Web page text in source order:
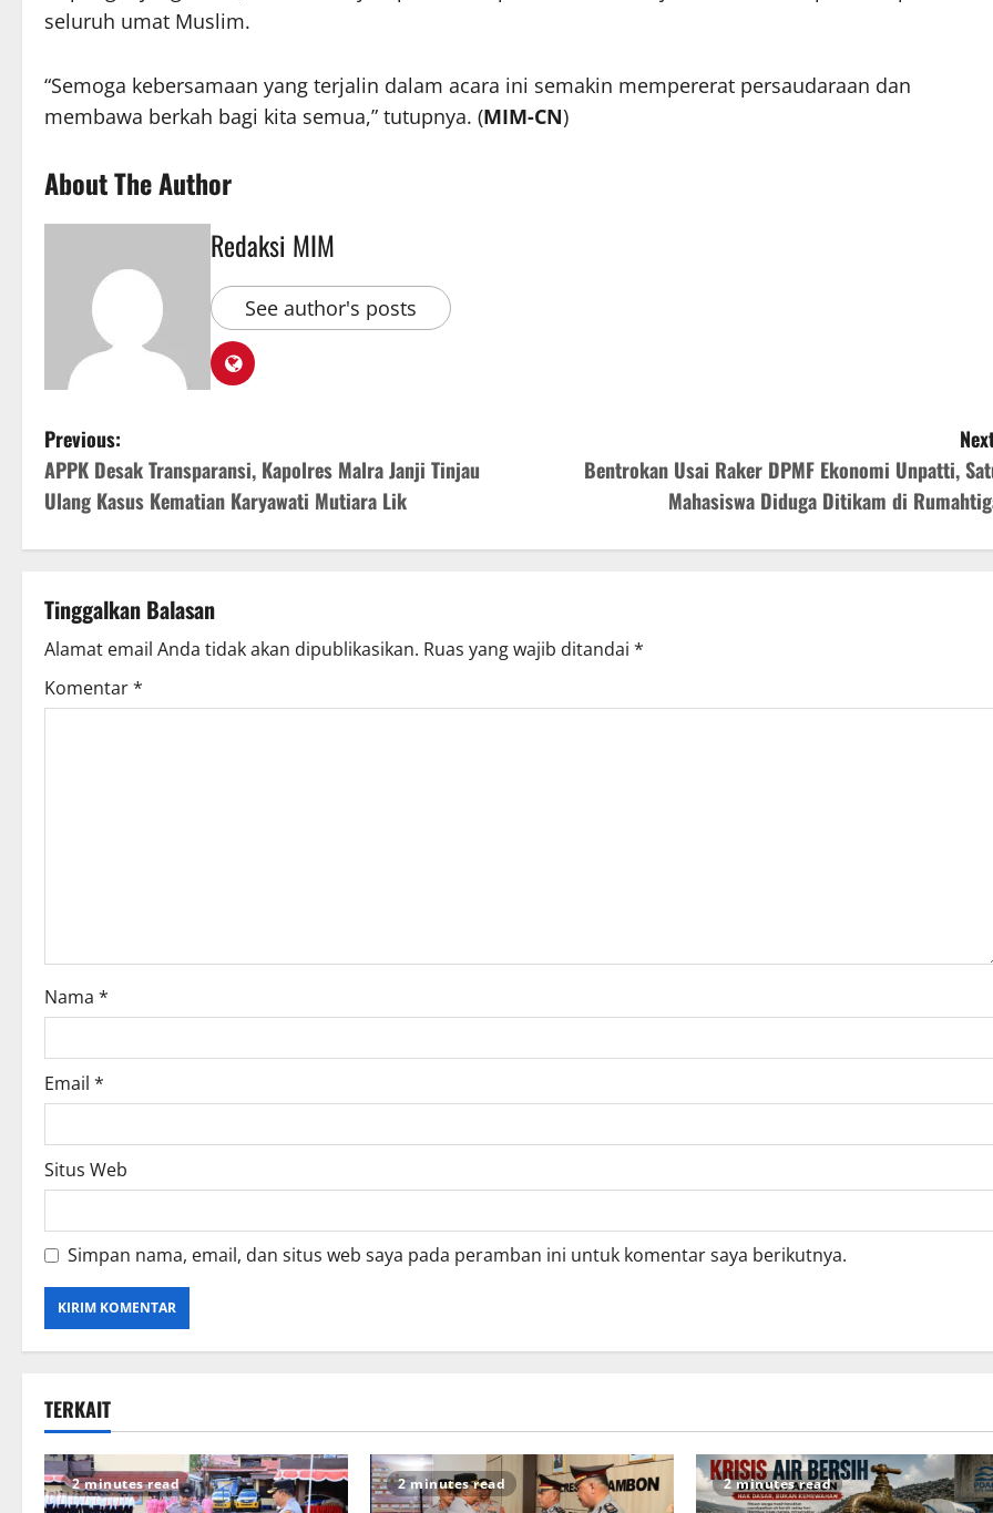
seluruh umat Muslim.
“Semoga kebersamaan yang terjalin dalam acara ini semakin mempererat persaudaraan dan
membawa berkah bagi kita semua,” tutupnya. (MIM-CN)
About The Author
Redaksi MIM
See author's posts
Previous:
APPK Desak Transparansi, Kapolres Malra Janji Tinjau
Ulang Kasus Kematian Karyawati Mutiara Lik
Bentrokan Usai Raker DPMF Ekonomi Unpatti,
Mahasiswa Diduga Ditikam di
Tinggalkan Balasan
Alamat email Anda tidak akan dipublikasikan. Ruas yang wajib ditandai *
Komentar*
Nama *
Email *
Situs Web
Simpan nama, email, dan situs web saya pada peramban ini untuk komentar saya berikutnya.
TERKAIT
2 minutes read 2 minutes read 2 minutes read